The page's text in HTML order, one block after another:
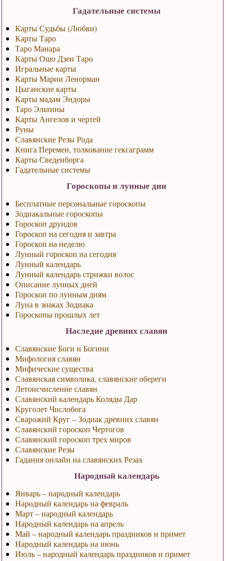
Гадательные системы
Карты Судьбы (Любви)
Карты Таро
Таро Манара
Карты Ошо Дзен Таро
Игральные карты
Карты Марии Ленорман
Цыганские карты
Карты мадам Эндоры
Таро Эльтины
Карты Ангелов и чертей
Руны
Славянские Резы Рода
Книга Перемен, толкование гексаграмм
Карты Сведенборга
Гадательные системы
Гороскопы и лунные дни
Бесплатные персональные гороскопы
Зодиакальные гороскопы
Гороскоп друидов
Гороскоп на сегодня и завтра
Гороскоп на неделю
Лунный гороскоп на сегодня
Лунный календарь
Лунный календарь стрижки волос
Описание лунных дней
Гороскоп по лунным дням
Луна в знаках Зодиака
Гороскопы прошлых лет
Наследие древних славян
Славянские Боги и Богини
Мифология славян
Мифические существа
Славянская символика, славянские обереги
Летоисчисление славян
Славянский календарь Коляды Дар
Круголет Числобога
Сварожий Круг – Зодиак древних славян
Славянский гороскоп Чертогов
Славянский гороскоп трех миров
Славянские Резы
Гадания онлайн на славянских Резах
Народный календарь
Январь – народный календарь
Народный календарь на февраль
Март – народный календарь
Народный календарь на апрель
Май – народный календарь праздников и примет
Народный календарь на июнь
Июль – народный календарь праздников и примет